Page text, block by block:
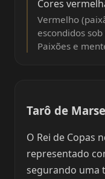
Cores
Vermelho
escondidos
Paixões e
Tarô de
O Rei de Copas
representado
segurando uma